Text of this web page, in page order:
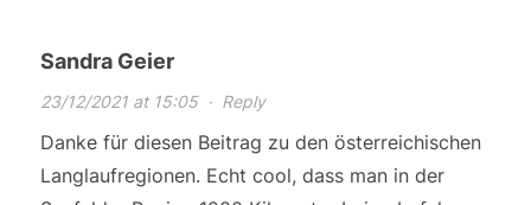
Sandra Geier
23/12/2021 at 15:05· Reply
Danke für diesen Beitrag zu den österreichischen
Langlaufregionen. Echt cool, dass man in der